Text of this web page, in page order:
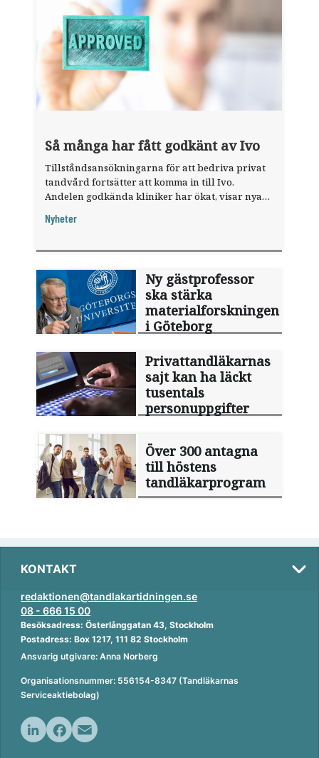
Så många har fått godkänt av Ivo
Tillståndsansökningarna för att bedriva privat
tandvård fortsätter att komma in till Ivo.
Andelen godkända kliniker har ökat, visar nya
Nyheter
Ny gästprofessor
ska stärka
materialforskningen
i Göteborg
Privattandläkarnas
sajt kan ha läckt
tusentals
personuppgifter
Över 300 antagna
till höstens
tandläkarprogram
KONTAKT
redaktionen@tandlakartidningen.se
08 - 666 15 00
Besöksadress: Österlånggatan 43, Stockholm
Postadress: Box 1217, 111 82 Stockholm
Ansvarig utgivare: Anna Norberg
Organisationsnummer: 556154-8347 (Tandläkarnas
Serviceaktiebolag)